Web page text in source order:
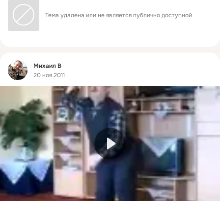
Тема удалена или не является публично доступной
Фид
Михаил В
20 ноя 2011